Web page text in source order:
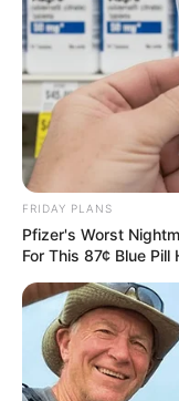
Watch The Most
Moments
BRAINBERRIES
Hollywood's
a Look Inside!
FRIDAY PLANS
Pfizer's Worst
For This 87¢ Blue Pill